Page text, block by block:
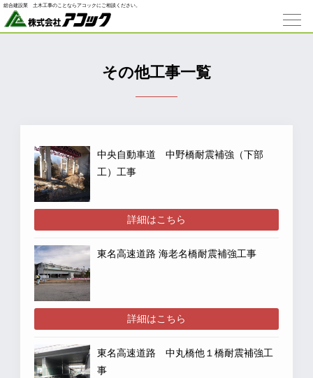
総合建設業 ⼟⽊⼯事のことならアコックにご相談ください。
その他工事一覧
中央自動車道 中野橋耐震補強（下部
工）工事
詳細はこちら
東名高速道路 海老名橋耐震補強工事
詳細はこちら
東名高速道路 中丸橋他１橋耐震補強工
事